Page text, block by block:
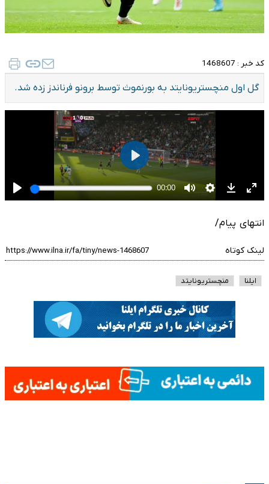
کد خبر : 1468607
گل اول منچستریونایتد به بورنموث توسط برونو فرناندز زده شد.
انتهای پیام/
لینک کوتاه
ایلنا منچستریونایتد